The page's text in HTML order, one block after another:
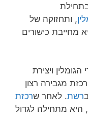
, ותחזוקה של
מחייבת כישורים
ויצירת
מגבירה רצון
רשת. לאחר שרכזת
, היא מתחילה לגדול